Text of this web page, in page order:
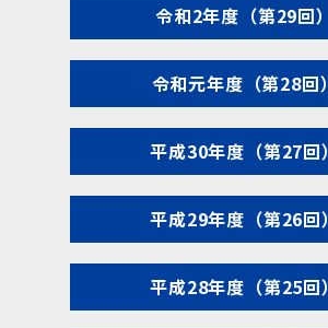
令和2年度（第29回）
令和元年度（第28回）
平成30年度（第27回）
平成29年度（第26回）
平成28年度（第25回）